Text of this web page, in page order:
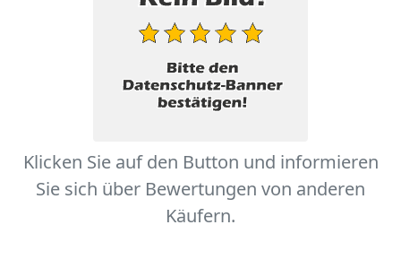
Klicken Sie auf den Button und informieren
Sie sich über Bewertungen von anderen
Käufern.